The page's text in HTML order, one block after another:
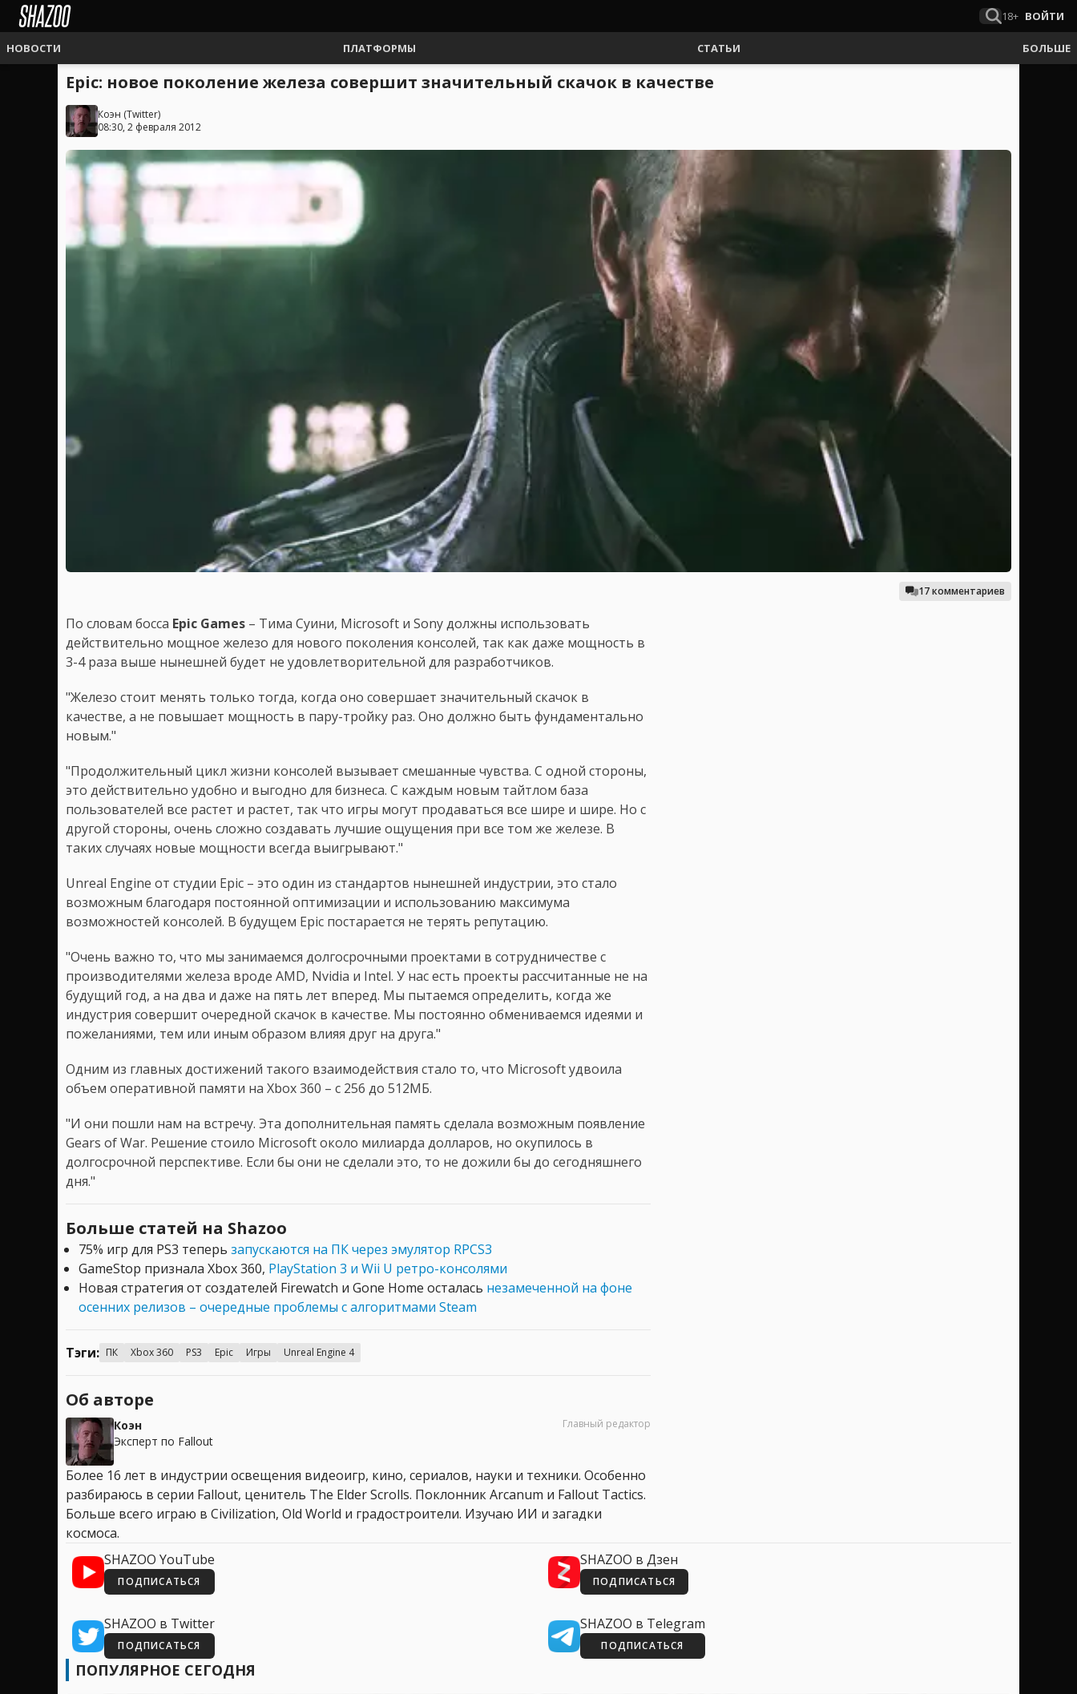
18+ ВОЙТИ
НОВОСТИ ПЛАТФОРМЫ СТАТЬИ БОЛЬШЕ
Epic: новое поколение железа совершит значительный скачок в качестве
Коэн (Twitter)
08:30, 2 февраля 2012
17 комментариев
По словам босса Epic Games – Тима Суини, Microsoft и Sony должны использовать
действительно мощное железо для нового поколения консолей, так как даже мощность в
3-4 раза выше нынешней будет не удовлетворительной для разработчиков.
"Железо стоит менять только тогда, когда оно совершает значительный скачок в
качестве, а не повышает мощность в пару-тройку раз. Оно должно быть фундаментально
новым."
"Продолжительный цикл жизни консолей вызывает смешанные чувства. С одной стороны,
это действительно удобно и выгодно для бизнеса. С каждым новым тайтлом база
пользователей все растет и растет, так что игры могут продаваться все шире и шире. Но с
другой стороны, очень сложно создавать лучшие ощущения при все том же железе. В
таких случаях новые мощности всегда выигрывают."
Unreal Engine от студии Epic – это один из стандартов нынешней индустрии, это стало
возможным благодаря постоянной оптимизации и использованию максимума
возможностей консолей. В будущем Epic постарается не терять репутацию.
"Очень важно то, что мы занимаемся долгосрочными проектами в сотрудничестве с
производителями железа вроде AMD, Nvidia и Intel. У нас есть проекты рассчитанные не на
будущий год, а на два и даже на пять лет вперед. Мы пытаемся определить, когда же
индустрия совершит очередной скачок в качестве. Мы постоянно обмениваемся идеями и
пожеланиями, тем или иным образом влияя друг на друга."
Одним из главных достижений такого взаимодействия стало то, что Microsoft удвоила
объем оперативной памяти на Xbox 360 – с 256 до 512МБ.
"И они пошли нам на встречу. Эта дополнительная память сделала возможным появление
Gears of War. Решение стоило Microsoft около милиарда долларов, но окупилось в
долгосрочной перспективе. Если бы они не сделали это, то не дожили бы до сегодняшнего
дня."
Больше статей на Shazoo
75% игр для PS3 теперь запускаются на ПК через эмулятор RPCS3
GameStop признала Xbox 360, PlayStation 3 и Wii U ретро-консолями
Новая стратегия от создателей Firewatch и Gone Home осталась незамеченной на фоне
осенних релизов – очередные проблемы с алгоритмами Steam
Тэги: ПК Xbox 360 PS3 Epic Игры Unreal Engine 4
Об авторе
Коэн
Эксперт по Fallout
Главный редактор
Более 16 лет в индустрии освещения видеоигр, кино, сериалов, науки и техники. Особенно
разбираюсь в серии Fallout, ценитель The Elder Scrolls. Поклонник Arcanum и Fallout Tactics.
Больше всего играю в Civilization, Old World и градостроители. Изучаю ИИ и загадки
космоса.
SHAZOO YouTube
ПОДПИСАТЬСЯ
SHAZOO в Дзен
ПОДПИСАТЬСЯ
SHAZOO в Twitter
ПОДПИСАТЬСЯ
SHAZOO в Telegram
ПОДПИСАТЬСЯ
ПОПУЛЯРНОЕ СЕГОДНЯ